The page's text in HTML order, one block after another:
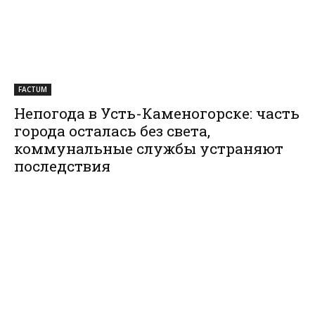
FACTUM
Непогода в Усть-Каменогорске: часть
города осталась без света,
коммунальные службы устраняют
последствия